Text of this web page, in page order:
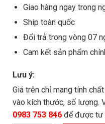
Giao hàng ngay trong
Ship toàn quốc
Đổi trả trong vòng 07
Cam kết sản phẩm
Lưu ý:
Giá trên chỉ mang tính
vào kích thước, số lượng.
0983 753 846 để được tư